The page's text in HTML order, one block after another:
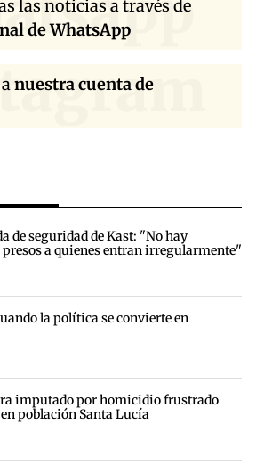
las noticias a través de
de WhatsApp
nuestra cuenta de
de seguridad de Kast: "No hay
a quienes entran irregularmente"
la política se convierte en
imputado por homicidio frustrado
población Santa Lucía